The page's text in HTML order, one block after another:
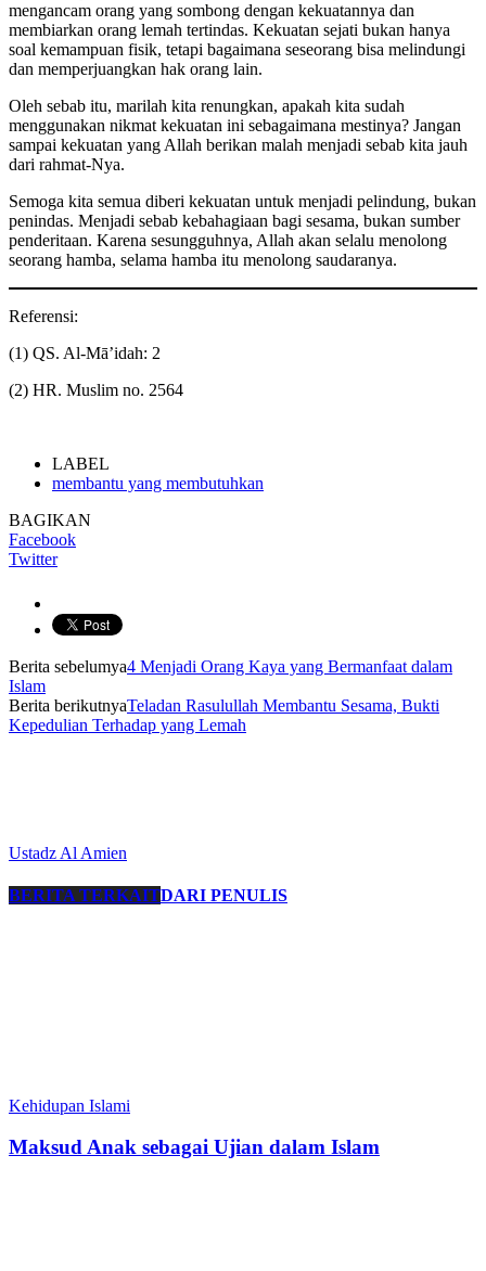
mengancam orang yang sombong dengan kekuatannya dan
membiarkan orang lemah tertindas. Kekuatan sejati bukan hanya
soal kemampuan fisik, tetapi bagaimana seseorang bisa melindungi
dan memperjuangkan hak orang lain.
Oleh sebab itu, marilah kita renungkan, apakah kita sudah
menggunakan nikmat kekuatan ini sebagaimana mestinya? Jangan
sampai kekuatan yang Allah berikan malah menjadi sebab kita jauh
dari rahmat-Nya.
Semoga kita semua diberi kekuatan untuk menjadi pelindung, bukan
penindas. Menjadi sebab kebahagiaan bagi sesama, bukan sumber
penderitaan. Karena sesungguhnya, Allah akan selalu menolong
seorang hamba, selama hamba itu menolong saudaranya.
Referensi:
(1) QS. Al-Mā’idah: 2
(2) HR. Muslim no. 2564
LABEL
membantu yang membutuhkan
BAGIKAN
Facebook
Twitter
Berita sebelumya4 Menjadi Orang Kaya yang Bermanfaat dalam
Islam
Berita berikutnyaTeladan Rasulullah Membantu Sesama, Bukti
Kepedulian Terhadap yang Lemah
Ustadz Al Amien
BERITA TERKAITDARI PENULIS
Kehidupan Islami
Maksud Anak sebagai Ujian dalam Islam